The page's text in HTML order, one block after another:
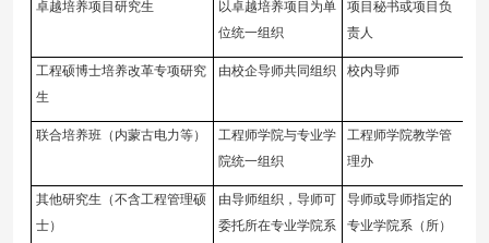
卓越培养项目研究生
以卓越培养项目为单
位统一组织
项目秘书或项目负
责人
工程硕博士培养改革专项研究
生
由校企导师共同组织 校内导师
联合培养班（内蒙古电力等）
工程师学院与专业学
院统一组织
工程师学院教学管
理办
其他研究生（不含工程管理硕
士）
由导师组织，导师可
委托所在专业学院系
导师或导师指定的
专业学院系（所）